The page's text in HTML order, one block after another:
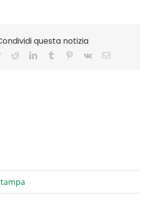
questa notizia
TwitterRedditLinkedInTumblr Pinterest
Vk Email